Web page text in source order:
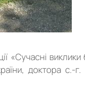
«Сучасні
доктора с.-г.